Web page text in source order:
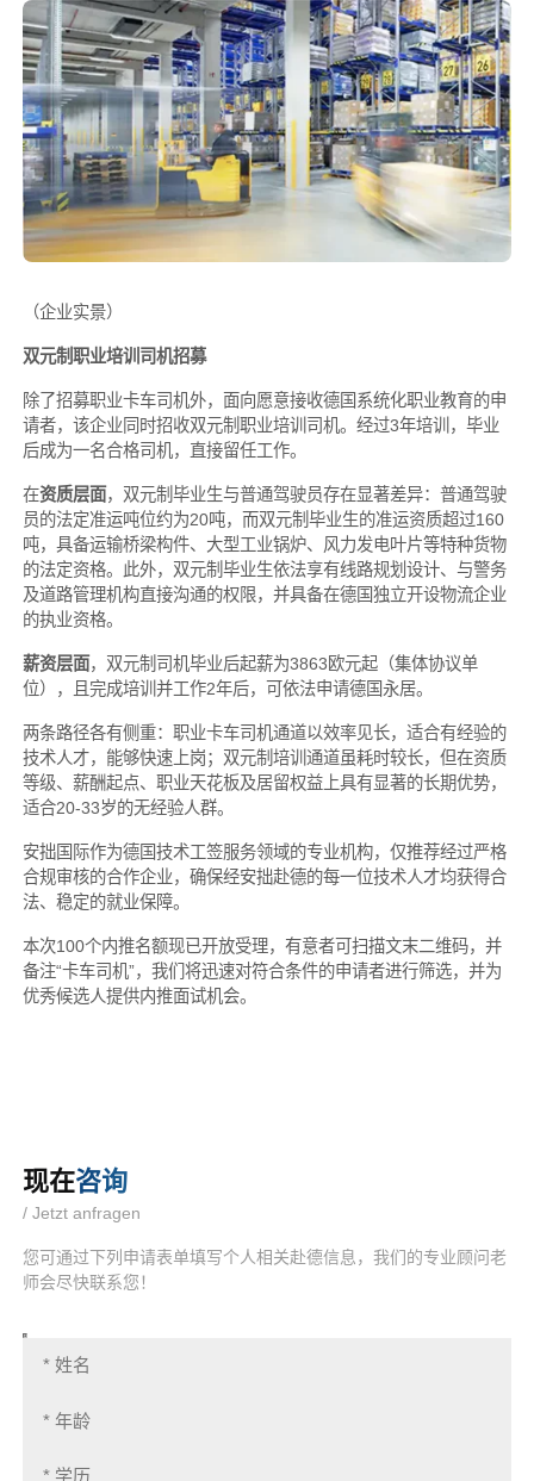
（企业实景）
双元制职业培训司机招募
除了招募职业卡车司机外，面向愿意接收德国系统化职业教育的申
请者，该企业同时招收双元制职业培训司机。经过3年培训，毕业
后成为一名合格司机，直接留任工作。
在资质层面，双元制毕业生与普通驾驶员存在显著差异：普通驾驶
员的法定准运吨位约为20吨，而双元制毕业生的准运资质超过160
吨，具备运输桥梁构件、大型工业锅炉、风力发电叶片等特种货物
的法定资格。此外，双元制毕业生依法享有线路规划设计、与警务
及道路管理机构直接沟通的权限，并具备在德国独立开设物流企业
的执业资格。
薪资层面，双元制司机毕业后起薪为3863欧元起（集体协议单
位），且完成培训并工作2年后，可依法申请德国永居。
两条路径各有侧重：职业卡车司机通道以效率见长，适合有经验的
技术人才，能够快速上岗；双元制培训通道虽耗时较长，但在资质
等级、薪酬起点、职业天花板及居留权益上具有显著的长期优势，
适合20-33岁的无经验人群。
安拙国际作为德国技术工签服务领域的专业机构，仅推荐经过严格
合规审核的合作企业，确保经安拙赴德的每一位技术人才均获得合
法、稳定的就业保障。
本次100个内推名额现已开放受理，有意者可扫描文末二维码，并
备注“卡车司机”，我们将迅速对符合条件的申请者进行筛选，并为
优秀候选人提供内推面试机会。
现在咨询
/ Jetzt anfragen
您可通过下列申请表单填写个人相关赴德信息，我们的专业顾问老
师会尽快联系您！